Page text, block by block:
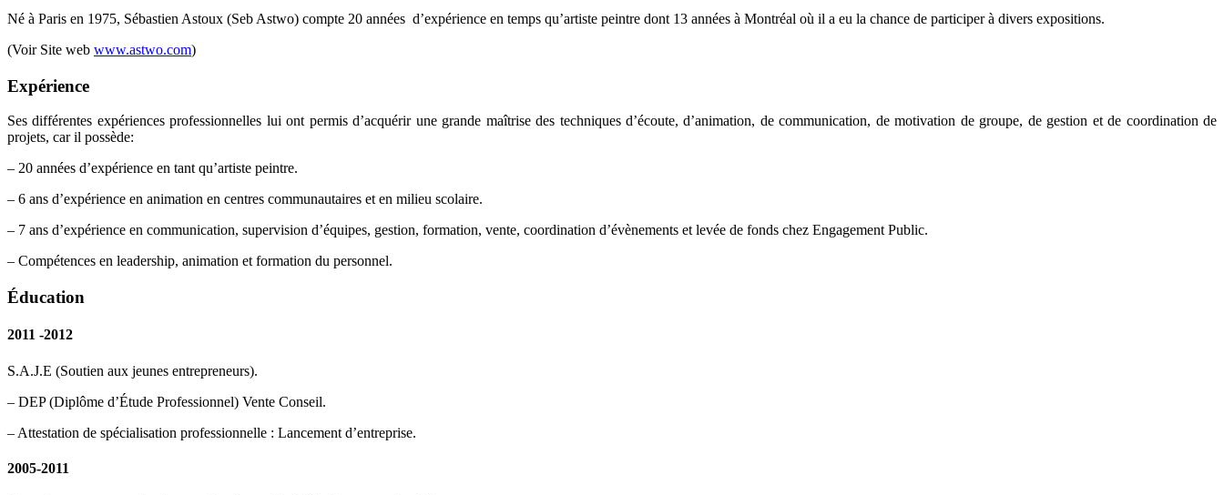
Né à Paris en 1975, Sébastien Astoux (Seb Astwo) compte 20 années d’expérience en temps qu’artiste peintre dont 13 années à Montréal où il a eu la chance de participer à divers expositions.
(Voir Site web www.astwo.com)
Expérience
Ses différentes expériences professionnelles lui ont permis d’acquérir une grande maîtrise des techniques d’écoute, d’animation, de communication, de motivation de groupe, de gestion et de coordination de
projets, car il possède:
– 20 années d’expérience en tant qu’artiste peintre.
– 6 ans d’expérience en animation en centres communautaires et en milieu scolaire.
– 7 ans d’expérience en communication, supervision d’équipes, gestion, formation, vente, coordination d’évènements et levée de fonds chez Engagement Public.
– Compétences en leadership, animation et formation du personnel.
Éducation
2011 -2012
S.A.J.E (Soutien aux jeunes entrepreneurs).
– DEP (Diplôme d’Étude Professionnel) Vente Conseil.
– Attestation de spécialisation professionnelle : Lancement d’entreprise.
2005-2011